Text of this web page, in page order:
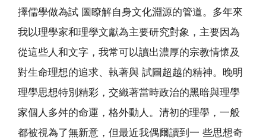
擇儒學做為試 圖瞭解自身文化淵源的管道。多年來
我以理學家和理學文獻為主要研究對象，主要因為
從這些人和文字，我常可以讀出濃厚的宗教情懷及
對生命理想的追求、執著與 試圖超越的精神。晚明
理學思想特別精彩，交織著當時政治的黑暗與理學
家個人多舛的命運，格外動人。清初的理學，一般
都被視為了無新意，但最近我偶爾讀到一 些思想奇